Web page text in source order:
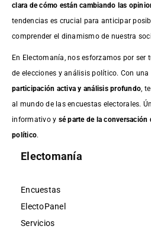
clara de cómo están cambiando las
tendencias es crucial para anticipar
comprender el dinamismo de nuestra
En Electomanía, nos esforzamos por ser
de elecciones y análisis político. Con
participación activa y análisis profundo ,
al mundo de las encuestas electorales.
informativo y sé parte de la
político.
Electomanía
Encuestas
ElectoPanel
Servicios